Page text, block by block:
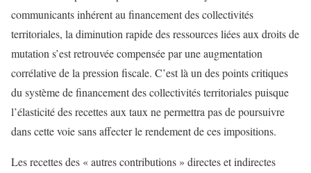
communicants inhérent au financement des collectivités
territoriales, la diminution rapide des ressources liées aux droits de
mutation s’est retrouvée compensée par une augmentation
corrélative de la pression fiscale. C’est là un des points critiques
du système de financement des collectivités territoriales puisque
l’élasticité des recettes aux taux ne permettra pas de poursuivre
dans cette voie sans affecter le rendement de ces impositions.
Les recettes des « autres contributions » directes et indirectes